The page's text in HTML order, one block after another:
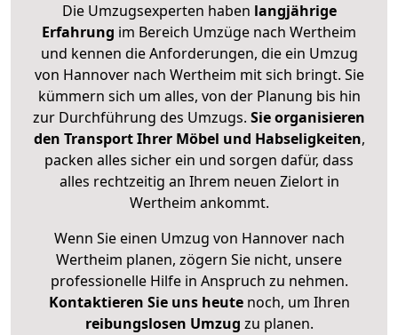
Die Umzugsexperten haben langjährige
Erfahrung im Bereich Umzüge nach Wertheim
und kennen die Anforderungen, die ein Umzug
von Hannover nach Wertheim mit sich bringt. Sie
kümmern sich um alles, von der Planung bis hin
zur Durchführung des Umzugs. Sie organisieren
den Transport Ihrer Möbel und Habseligkeiten,
packen alles sicher ein und sorgen dafür, dass
alles rechtzeitig an Ihrem neuen Zielort in
Wertheim ankommt.
Wenn Sie einen Umzug von Hannover nach
Wertheim planen, zögern Sie nicht, unsere
professionelle Hilfe in Anspruch zu nehmen.
Kontaktieren Sie uns heutenoch, um Ihren
reibungslosen Umzug zu planen.